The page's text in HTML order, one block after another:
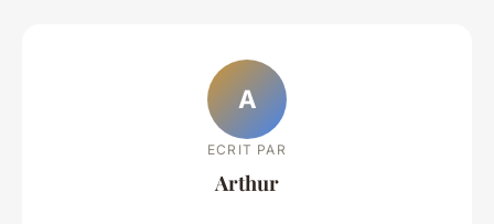
A
ECRIT PAR
Arthur